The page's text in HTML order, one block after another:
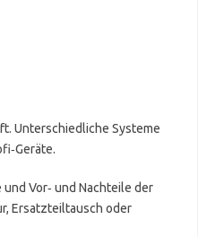
Unterschiedliche Systeme
Vor‑ und Nachteile der
Ersatzteiltausch oder